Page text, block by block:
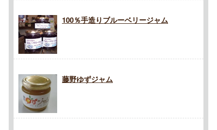
100％手造りブルーベリージャム
藤野ゆずジャム